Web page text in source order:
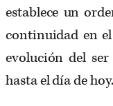
establece un
continuidad en
evolución del ser
hasta el día de hoy.